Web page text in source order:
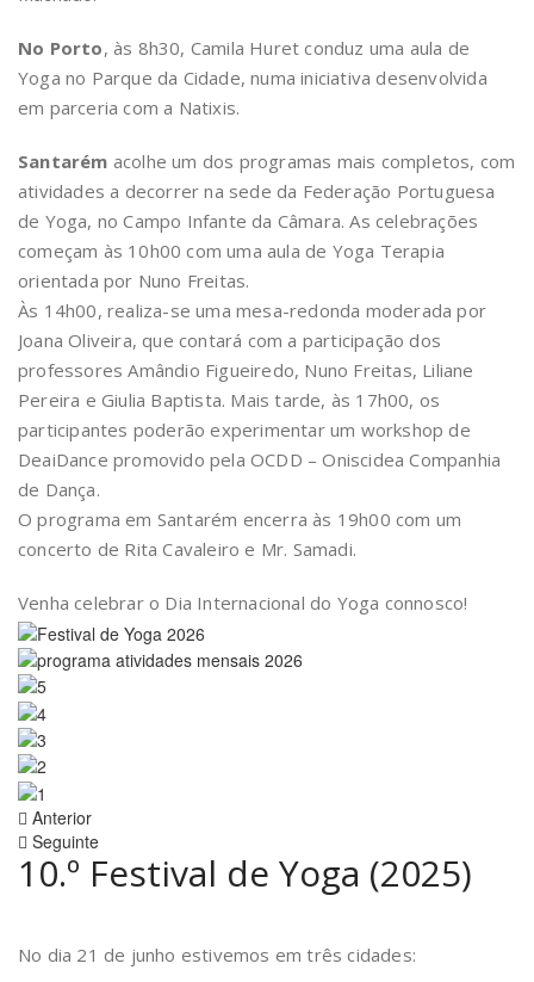
No Porto, às 8h30, Camila Huret conduz uma aula de
Yoga no Parque da Cidade, numa iniciativa desenvolvida
em parceria com a Natixis.
Santarém acolhe um dos programas mais completos, com
atividades a decorrer na sede da Federação Portuguesa
de Yoga, no Campo Infante da Câmara. As celebrações
começam às 10h00 com uma aula de Yoga Terapia
orientada por Nuno Freitas.
Às 14h00, realiza-se uma mesa-redonda moderada por
Joana Oliveira, que contará com a participação dos
professores Amândio Figueiredo, Nuno Freitas, Liliane
Pereira e Giulia Baptista. Mais tarde, às 17h00, os
participantes poderão experimentar um workshop de
DeaiDance promovido pela OCDD – Oniscidea Companhia
de Dança.
O programa em Santarém encerra às 19h00 com um
concerto de Rita Cavaleiro e Mr. Samadi.
Venha celebrar o Dia Internacional do Yoga connosco!
Anterior
Seguinte
10.º Festival de Yoga (2025)
No dia 21 de junho estivemos em três cidades: